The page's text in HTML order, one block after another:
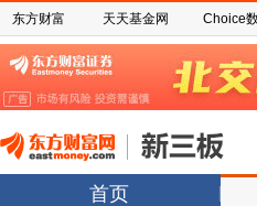
东方财富 天天基金网 Choice
首页